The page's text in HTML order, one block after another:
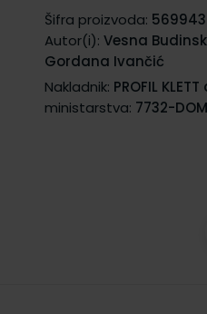
Šifra proizvoda: 569943
Autor(i): Vesna
Gordana Ivančić
Nakladnik: PROFIL
ministarstva: 7732-